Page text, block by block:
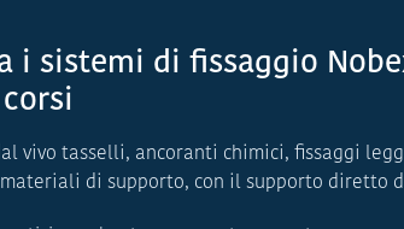
i sistemi di fissaggio
vivo tasselli, ancoranti chimici, fissaggi
di supporto, con il supporto diretto